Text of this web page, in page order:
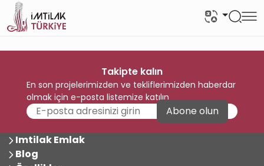
Takipte kalın
En son projelerimizden ve tekliflerimizden haberdar
olmak için e-posta listemize katılın
Abone olun
Imtilak Emlak
Blog